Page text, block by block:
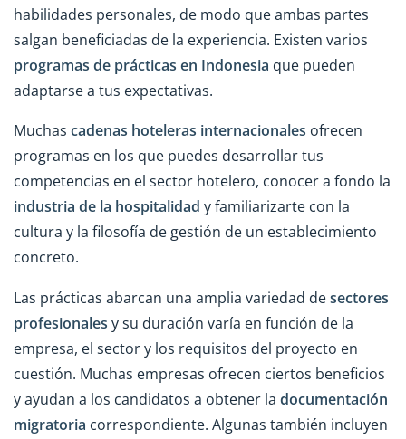
habilidades personales, de modo que ambas partes
salgan beneficiadas de la experiencia. Existen varios
programas de prácticas en Indonesia que pueden
adaptarse a tus expectativas.
Muchas cadenas hoteleras internacionales ofrecen
programas en los que puedes desarrollar tus
competencias en el sector hotelero, conocer a fondo la
industria de la hospitalidad y familiarizarte con la
cultura y la filosofía de gestión de un establecimiento
concreto.
Las prácticas abarcan una amplia variedad desectores
profesionales y su duración varía en función de la
empresa, el sector y los requisitos del proyecto en
cuestión. Muchas empresas ofrecen ciertos beneficios
y ayudan a los candidatos a obtener la documentación
migratoria correspondiente. Algunas también incluyen